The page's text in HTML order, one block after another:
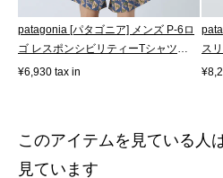
patagonia [パタゴニア] メンズ P-6ロ
ゴ レスポンシビリティーTシャツ
[385...
¥6,930 tax in
ス
このアイテムを見ている人
見ています